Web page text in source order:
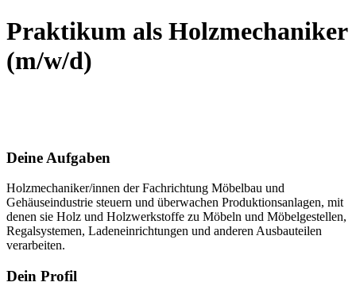
Praktikum als Holzmechaniker
(m/w/d)
Deine Aufgaben
Holzmechaniker/innen der Fachrichtung Möbelbau und
Gehäuseindustrie steuern und überwachen Produktionsanlagen, mit
denen sie Holz und Holzwerkstoffe zu Möbeln und Möbelgestellen,
Regalsystemen, Ladeneinrichtungen und anderen Ausbauteilen
verarbeiten.
Dein Profil